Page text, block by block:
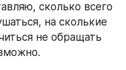
сколько всего
на сколькие
не обращать